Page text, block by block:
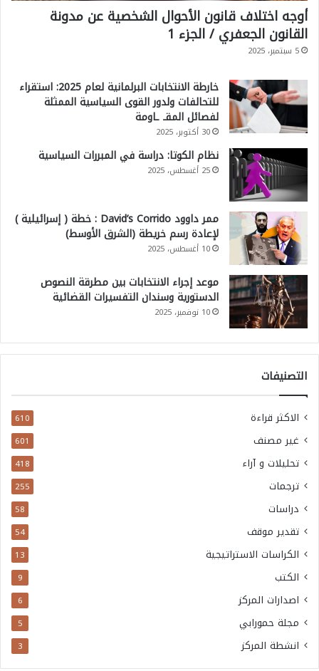
أوجه اختلاف قانون الأحوال الشخصية عن مدونة
القانون الجعفري / الجزء 1
5 سبتمبر، 2025
خارطة الانتخابات البرلمانية لعام 2025: استقراء
للتحالفات ولدور القوى السياسية الممثلة
لفصائل المقـ ـاومة
30 أكتوبر، 2025
نظام الكوتا: دراسة في المبررات السياسية
25 أغسطس، 2025
ممر داوود David’s Corrido : خطة ( إسرائيلية )
لإعادة رسم خريطة (الشرق الأوسط)
10 أغسطس، 2025
موعد إجراء الانتخابات بين مطرقة النصوص
الدستورية وسندان التفسيرات القضائية
10 نوفمبر، 2025
التصنيفات
الاكثر قراءة 610
غير مصنف 601
تحليلات و آراء 418
ترجمات 255
دراسات 58
تقدير موقف 54
الكراسات الاستراتيجية 13
الكتب 9
اصدارات المركز 6
مجلة حمورابي 5
انشطة المركز 3